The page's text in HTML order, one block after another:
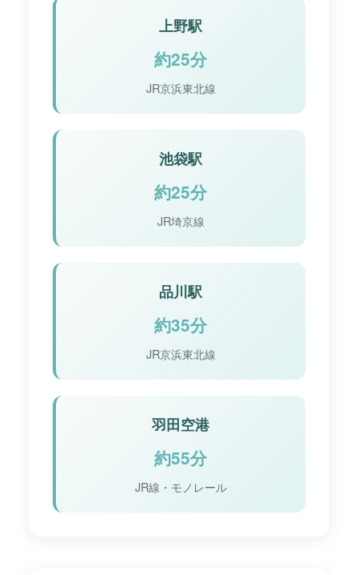
上野駅
約25分
JR京浜東北線
池袋駅
約25分
JR埼京線
品川駅
約35分
JR京浜東北線
羽田空港
約55分
JR線・モノレール